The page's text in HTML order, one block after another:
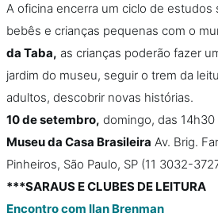
A oficina encerra um ciclo de estudos
bebês e crianças pequenas com o
da Taba, as crianças poderão fazer
jardim do museu, seguir o trem da
adultos, descobrir novas histórias.
10 de setembro, domingo, das 14h30
Museu da Casa Brasileira Av. Brig.
Pinheiros, São Paulo, SP (11 3032-
***SARAUS E CLUBES DE LEITURA
Encontro com Ilan Brenman